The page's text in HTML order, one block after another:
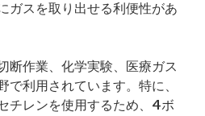
ガスを取り出せる利便性があ
断作業、化学実験、医療ガス
で利用されています。特に、
チレンを使用するため、4ボ